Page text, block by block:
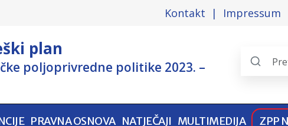
Kontakt Impressum
plan
poljoprivredne politike 2023. –
Search
pages
PRAVNA OSNOVA NATJEČAJI MULTIMEDIJA ZPP